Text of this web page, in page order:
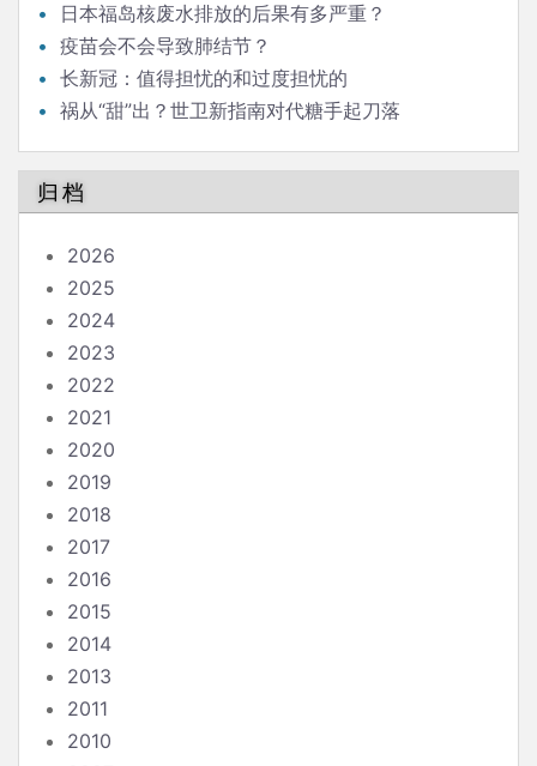
日本福岛核废水排放的后果有多严重？
疫苗会不会导致肺结节？
长新冠：值得担忧的和过度担忧的
祸从“甜”出？世卫新指南对代糖手起刀落
归档
2026
2025
2024
2023
2022
2021
2020
2019
2018
2017
2016
2015
2014
2013
2011
2010